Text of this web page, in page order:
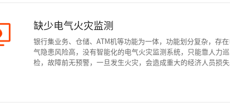
缺少电气火灾监测
银行集业务、仓储、ATM机等功能为一体，功能划分复杂，存
气隐患风险高，没有智能化的电气火灾监测系统，只能靠人力巡
检，故障前无预警，一旦发生火灾，会造成重大的经济人员损